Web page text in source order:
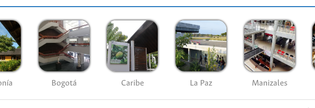
Bogotá Caribe La Paz Manizales